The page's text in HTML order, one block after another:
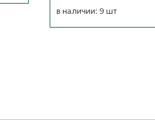
в наличии: 9 шт